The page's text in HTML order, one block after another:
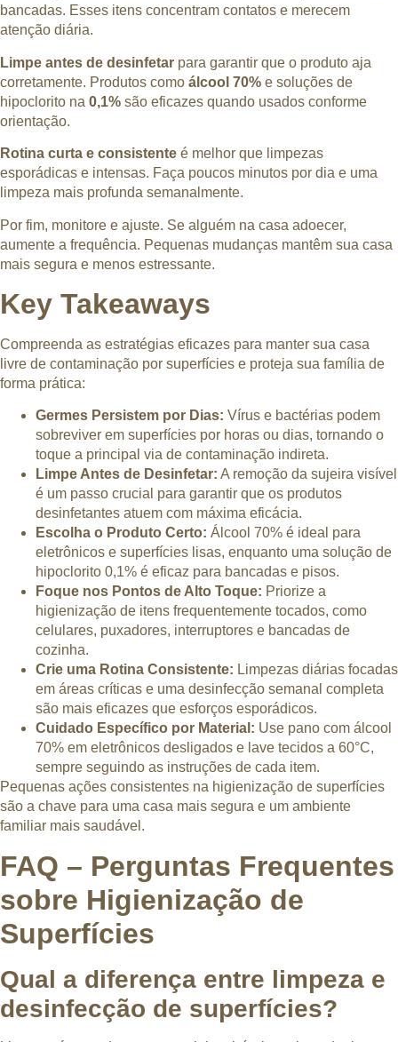
bancadas. Esses itens concentram contatos e merecem
atenção diária.
Limpe antes de desinfetar para garantir que o produto aja
corretamente. Produtos como álcool 70% e soluções de
hipoclorito na 0,1% são eficazes quando usados conforme
orientação.
Rotina curta e consistente é melhor que limpezas
esporádicas e intensas. Faça poucos minutos por dia e uma
limpeza mais profunda semanalmente.
Por fim, monitore e ajuste. Se alguém na casa adoecer,
aumente a frequência. Pequenas mudanças mantêm sua casa
mais segura e menos estressante.
Key Takeaways
Compreenda as estratégias eficazes para manter sua casa
livre de contaminação por superfícies e proteja sua família de
forma prática:
Germes Persistem por Dias: Vírus e bactérias podem
sobreviver em superfícies por horas ou dias, tornando o
toque a principal via de contaminação indireta.
Limpe Antes de Desinfetar: A remoção da sujeira visível
é um passo crucial para garantir que os produtos
desinfetantes atuem com máxima eficácia.
Escolha o Produto Certo: Álcool 70% é ideal para
eletrônicos e superfícies lisas, enquanto uma solução de
hipoclorito 0,1% é eficaz para bancadas e pisos.
Foque nos Pontos de Alto Toque: Priorize a
higienização de itens frequentemente tocados, como
celulares, puxadores, interruptores e bancadas de
cozinha.
Crie uma Rotina Consistente: Limpezas diárias focadas
em áreas críticas e uma desinfecção semanal completa
são mais eficazes que esforços esporádicos.
Cuidado Específico por Material: Use pano com álcool
70% em eletrônicos desligados e lave tecidos a 60°C,
sempre seguindo as instruções de cada item.
Pequenas ações consistentes na higienização de superfícies
são a chave para uma casa mais segura e um ambiente
familiar mais saudável.
FAQ – Perguntas Frequentes
sobre Higienização de
Superfícies
Qual a diferença entre limpeza e
desinfecção de superfícies?